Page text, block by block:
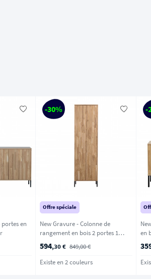
en
-30%
Offre spéciale
New Gravure - Colonne de
rangement en bois 2 portes 1
594,30 € 849,00 €
Existe en 2 couleurs
-